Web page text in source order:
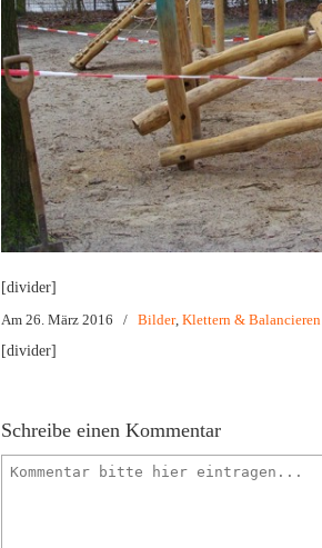
[divider]
Am 26. März 2016
/ Bilder, Klettern & Balancieren
[divider]
Schreibe einen Kommentar